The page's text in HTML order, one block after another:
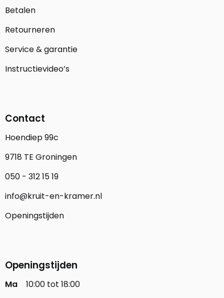
Betalen
Retourneren
Service & garantie
Instructievideo’s
Contact
Hoendiep 99c
9718 TE Groningen
050 - 312 15 19
info@kruit-en-kramer.nl
Openingstijden
Openingstijden
Ma
10:00 tot 18:00